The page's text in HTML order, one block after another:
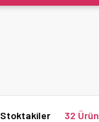
Stoktakiler 32 Ürün